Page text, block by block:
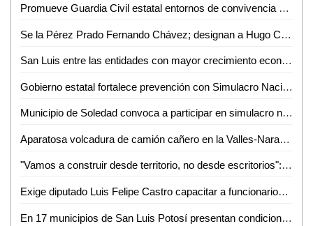
Promueve Guardia Civil estatal entornos de convivencia y fortalecimiento familiar en el altiplano
Se la Pérez Prado Fernando Chávez; designan a Hugo Contreras como delegado del PRI en San Luis
San Luis entre las entidades con mayor crecimiento económico
Gobierno estatal fortalece prevención con Simulacro Nacional
Municipio de Soledad convoca a participar en simulacro nacional este 6 de mayo
Aparatosa volcadura de camión cañero en la Valles-Naranjo; afortunadamente nadie salió herido
"Vamos a construir desde territorio, no desde escritorios": Morena rumbo al 2027
Exige diputado Luis Felipe Castro capacitar a funcionarios tras muerte de un perrito en Valles
En 17 municipios de San Luis Potosí presentan condiciones anormalmente secas